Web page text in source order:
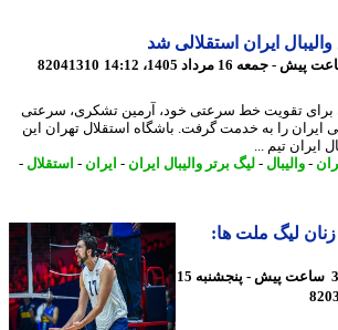
ایران استقلالی شد
82041310
تقویت خط سرعتی خود، آرمین تشکری، سرعتی
را به خدمت گرفت. باشگاه استقلال تهران این
تیم ...
والیبال-لیگ برتر والیبال ایران - ایران - استقلال-
لیگ ملت ها:
32 ساعت پیش - پنجشنبه 15